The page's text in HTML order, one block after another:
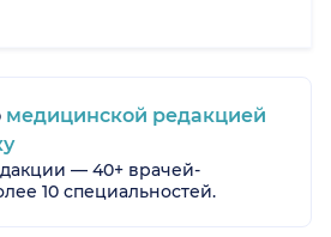
медицинской редакцией
— 40+ врачей-
10 специальностей.